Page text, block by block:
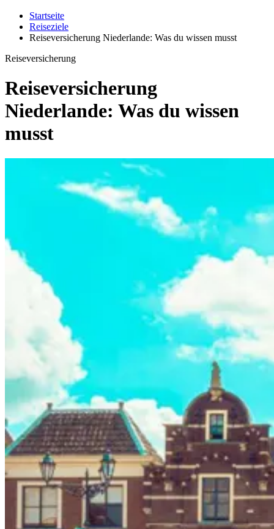
Startseite
Reiseziele
Reiseversicherung Niederlande: Was du wissen musst
Reiseversicherung
Reiseversicherung
Niederlande: Was du wissen
musst